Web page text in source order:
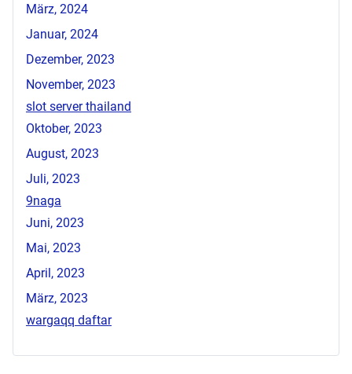
März, 2024
Januar, 2024
Dezember, 2023
November, 2023
slot server thailand
Oktober, 2023
August, 2023
Juli, 2023
9naga
Juni, 2023
Mai, 2023
April, 2023
März, 2023
wargaqq daftar